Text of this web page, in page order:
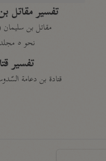
تفسير مقاتل
مقاتل بن سليمان (١٥٠
نحو ٥ مجلدات
تفسير
قتادة بن دعامة السّدوسيّ